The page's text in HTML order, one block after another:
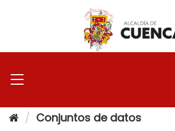
Conjuntos de datos